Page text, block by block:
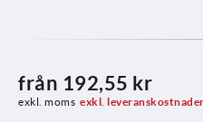
från 192,55 kr
exkl. moms exkl. leveranskostnader